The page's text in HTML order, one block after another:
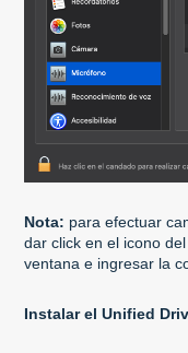
Nota: para efectuar
dar click en el icono
ventana e ingresar la
Instalar el Unified